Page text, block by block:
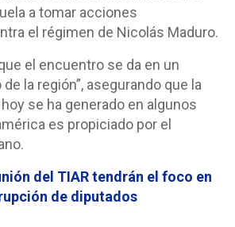
a tomar acciones
el régimen de Nicolás Maduro.
el encuentro se da en un
la región”, asegurando que la
se ha generado en algunos
es propiciado por el
del TIAR tendrán el foco en
de diputados